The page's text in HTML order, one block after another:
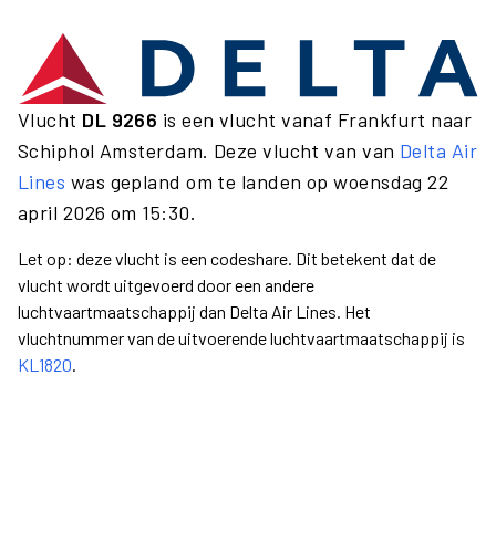
Vlucht DL 9266 is een vlucht vanaf Frankfurt naar
Schiphol Amsterdam. Deze vlucht van van Delta Air
Lines was gepland om te landen op woensdag 22
april 2026 om 15:30.
Let op: deze vlucht is een codeshare. Dit betekent dat de
vlucht wordt uitgevoerd door een andere
luchtvaartmaatschappij dan Delta Air Lines. Het
vluchtnummer van de uitvoerende luchtvaartmaatschappij is
KL1820.